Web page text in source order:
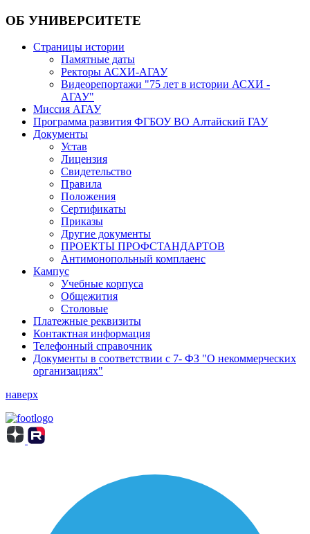
ОБ УНИВЕРСИТЕТЕ
Страницы истории
Памятные даты
Ректоры АСХИ-АГАУ
Видеорепортажи "75 лет в истории АСХИ -
АГАУ"
Миссия АГАУ
Программа развития ФГБОУ ВО Алтайский ГАУ
Документы
Устав
Лицензия
Свидетельство
Правила
Положения
Сертификаты
Приказы
Другие документы
ПРОЕКТЫ ПРОФСТАНДАРТОВ
Антимонопольный комплаенс
Кампус
Учебные корпуса
Общежития
Столовые
Платежные реквизиты
Контактная информация
Телефонный справочник
Документы в соответствии с 7- ФЗ "О некоммерческих
организациях"
наверх